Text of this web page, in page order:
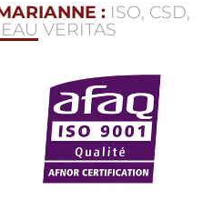
: ISO, CSD,
VERITAS